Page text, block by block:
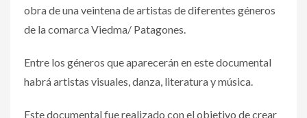
obra de una veintena de artistas de diferentes géneros
de la comarca Viedma/ Patagones.
Entre los géneros que aparecerán en este documental
habrá artistas visuales, danza, literatura y música.
Este documental fue realizado con el objetivo de crear